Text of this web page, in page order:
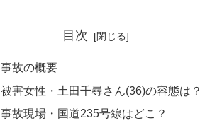
目次
事故の概要
被害女性・土田千尋さん(36)の容態は？
事故現場・国道235号線はどこ？